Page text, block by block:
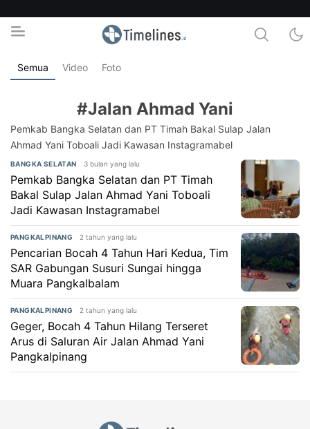
Timelines.id
Media Literasi, Sejarah & Budaya
Semua Video Foto
#Jalan Ahmad Yani
Pemkab Bangka Selatan dan PT Timah Bakal Sulap Jalan
Ahmad Yani Toboali Jadi Kawasan Instagramabel
BANGKA SELATAN 3 bulan yang lalu
Pemkab Bangka Selatan dan PT Timah
Bakal Sulap Jalan Ahmad Yani Toboali
Jadi Kawasan Instagramabel
PANGKALPINANG 2 tahun yang lalu
Pencarian Bocah 4 Tahun Hari Kedua, Tim
SAR Gabungan Susuri Sungai hingga
Muara Pangkalbalam
PANGKALPINANG 2 tahun yang lalu
Geger, Bocah 4 Tahun Hilang Terseret
Arus di Saluran Air Jalan Ahmad Yani
Pangkalpinang